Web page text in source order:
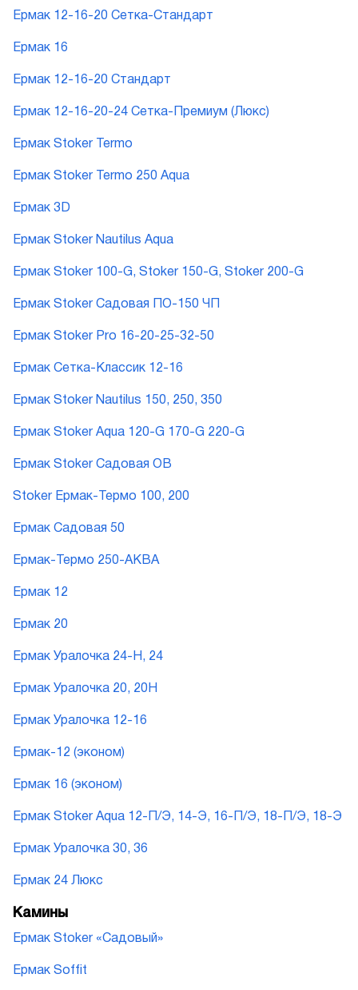
Ермак 12-16-20 Сетка-Стандарт
Ермак 16
Ермак 12-16-20 Стандарт
Ермак 12-16-20-24 Сетка-Премиум (Люкс)
Ермак Stoker Termo
Ермак Stoker Termo 250 Aqua
Ермак 3D
Ермак Stoker Nautilus Aqua
Ермак Stoker 100-G, Stoker 150-G, Stoker 200-G
Ермак Stoker Садовая ПО-150 ЧП
Ермак Stoker Pro 16-20-25-32-50
Ермак Сетка-Классик 12-16
Ермак Stoker Nautilus 150, 250, 350
Ермак Stoker Aqua 120-G 170-G 220-G
Ермак Stoker Садовая ОВ
Stoker Ермак-Термо 100, 200
Ермак Садовая 50
Ермак-Термо 250-АКВА
Ермак 12
Ермак 20
Ермак Уралочка 24-Н, 24
Ермак Уралочка 20, 20Н
Ермак Уралочка 12-16
Ермак-12 (эконом)
Ермак 16 (эконом)
Ермак Stoker Aqua 12-П/Э, 14-Э, 16-П/Э, 18-П/Э, 18-Э
Ермак Уралочка 30, 36
Ермак 24 Люкс
Камины
Ермак Stoker «Садовый»
Ермак Soffit